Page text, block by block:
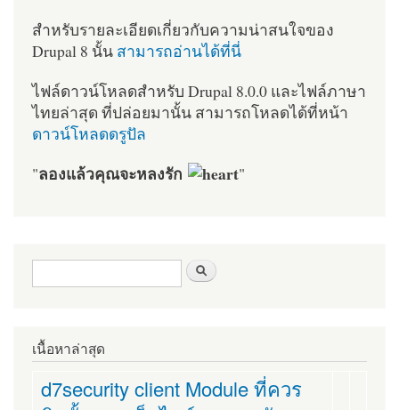
สำหรับรายละเอียดเกี่ยวกับความน่าสนใจของ
Drupal 8 นั้น สามารถอ่านได้ที่นี่
ไฟล์ดาวน์โหลดสำหรับ Drupal 8.0.0 และไฟล์ภาษา
ไทยล่าสุด ที่ปล่อยมานั้น สามารถโหลดได้ที่หน้า
ดาวน์โหลดดรูปัล
"ลองแล้วคุณจะหลงรัก "
ฟอร์มค้นหา
เนื้อหาล่าสุด
d7security client Module ที่ควร